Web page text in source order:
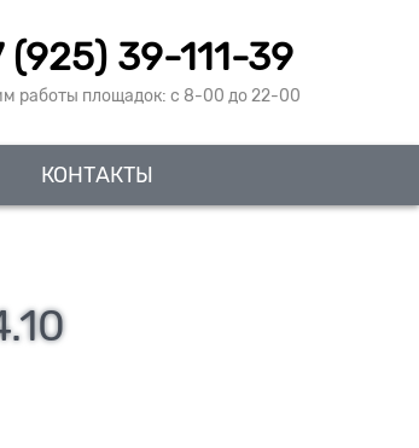
(925) 39-111-39
работы площадок: c 8-00 до 22-00
КОНТАКТЫ